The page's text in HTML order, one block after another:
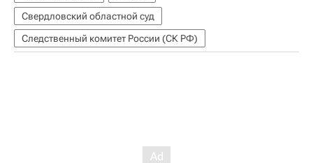
Свердловский областной суд
Следственный комитет России (СК РФ)